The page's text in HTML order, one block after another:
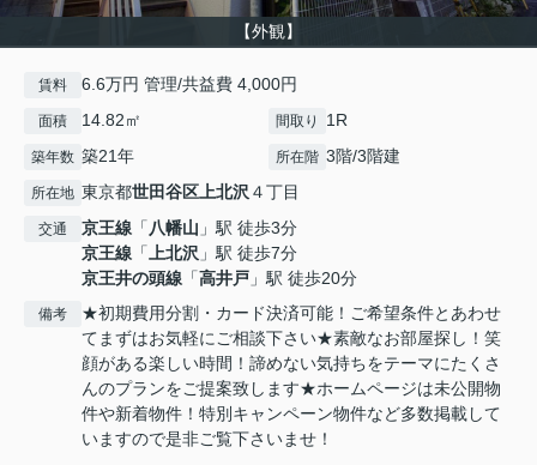
【外観】
賃料 6.6万円 管理/共益費 4,000円
面積 14.82㎡ 間取り 1R
築年数 築21年 所在階 3階/3階建
所在地 東京都世田谷区上北沢４丁目
交通 京王線 「八幡山 」駅 徒歩3分
京王線 「上北沢 」駅 徒歩7分
京王井の頭線 「高井戸 」駅 徒歩20分
備考
★初期費用分割・カード決済可能！ご希望条件とあわせ
てまずはお気軽にご相談下さい★素敵なお部屋探し！笑
顔がある楽しい時間！諦めない気持ちをテーマにたくさ
んのプランをご提案致します★ホームページは未公開物
件や新着物件！特別キャンペーン物件など多数掲載して
いますので是非ご覧下さいませ！